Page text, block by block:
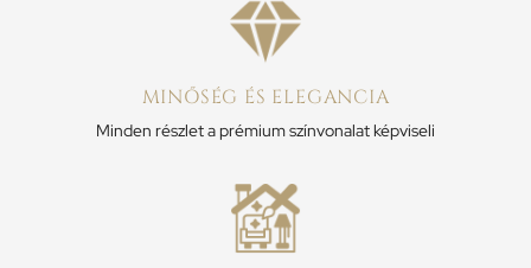
MINŐSÉG ÉS ELEGANCIA
Minden részlet a prémium színvonalat képviseli